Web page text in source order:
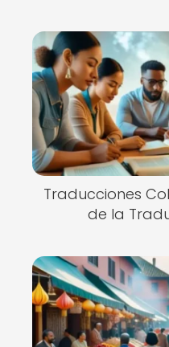
Traducciones
de la